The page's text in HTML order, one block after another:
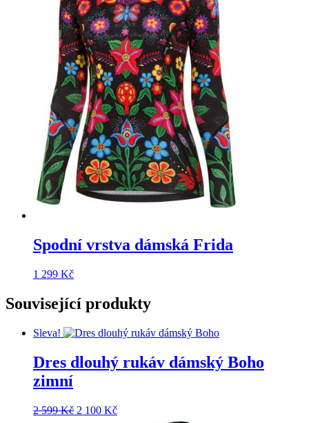
Spodní vrstva dámská Frida
1 299 Kč
Související produkty
Sleva!
Dres dlouhý rukáv dámský Boho
zimní
2 599Kč Původní
2 100 KčAktuální